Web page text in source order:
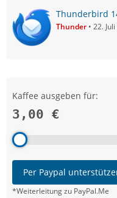
Thunderbird
Thunder 22.
Kaffee ausgeben für:
3,00 €
Per Paypal
*Weiterleitung zu PayPal.Me